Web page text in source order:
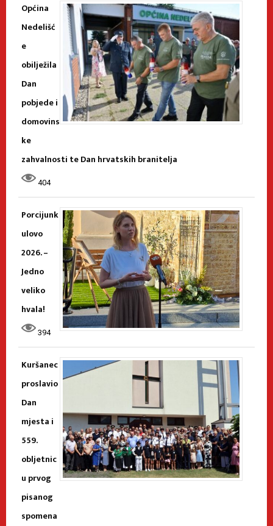
Općina
Nedelišć
e
obilježila
Dan
pobjede i
domovins
ke
zahvalnosti te Dan hrvatskih branitelja
404
Porcijunk
ulovo
2026. –
Jedno
veliko
hvala!
394
Kuršanec
proslavio
Dan
mjesta i
559.
obljetnic
u prvog
pisanog
spomena